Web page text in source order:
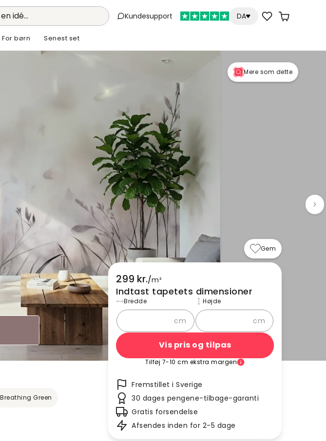
idé... Kundesupport DA
For børn Senest set
Mere som dette
Green
Gem
299 kr./m²
Indtast tapetets dimensioner
Bredde
cm
Højde
cm
Vis pris og tilpas
Tilføj 7-10 cm ekstra margen
Fremstillet i Sverige
30 dages pengene-tilbage-garanti
Gratis forsendelse
Afsendes inden for 2-5 dage